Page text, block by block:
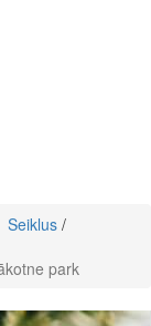
Seiklus /
park